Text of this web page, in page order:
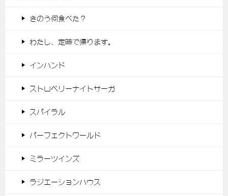
きのう何食べた？
わたし、定時で帰ります。
インハンド
ストロベリーナイトサーガ
スパイラル
パーフェクトワールド
ミラーツインズ
ラジエーションハウス